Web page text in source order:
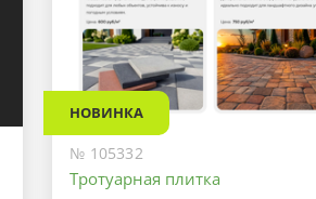
НОВИНКА
№ 105332
Тротуарная плитка